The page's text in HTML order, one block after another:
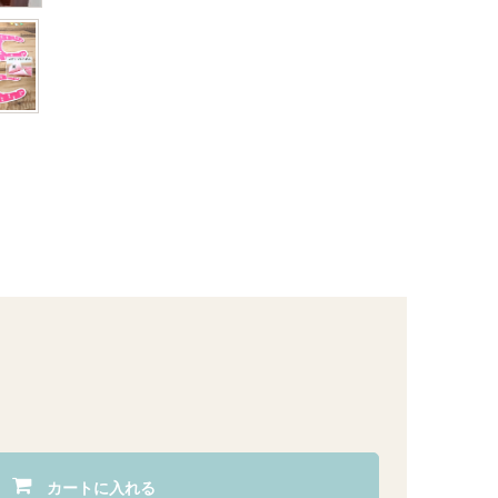
カートに入れる